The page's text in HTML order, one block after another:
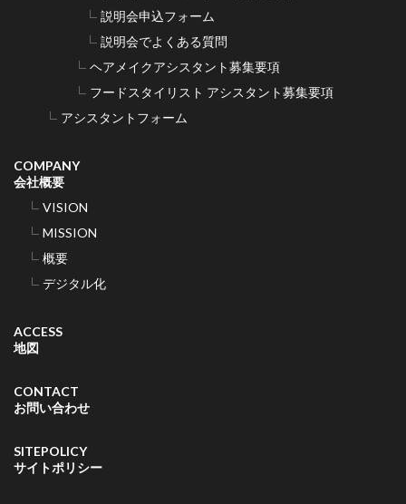
説明会申込フォーム
説明会でよくある質問
ヘアメイクアシスタント募集要項
フードスタイリスト アシスタント募集要項
アシスタントフォーム
COMPANY
会社概要
VISION
MISSION
概要
デジタル化
ACCESS
地図
CONTACT
お問い合わせ
SITEPOLICY
サイトポリシー